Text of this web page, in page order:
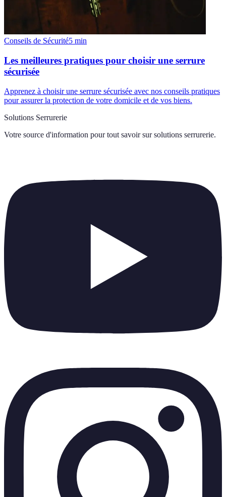
Conseils de Sécurité5 min
Les meilleures pratiques pour choisir une serrure
sécurisée
Apprenez à choisir une serrure sécurisée avec nos conseils pratiques
pour assurer la protection de votre domicile et de vos biens.
Solutions Serrurerie
Votre source d'information pour tout savoir sur solutions serrurerie.